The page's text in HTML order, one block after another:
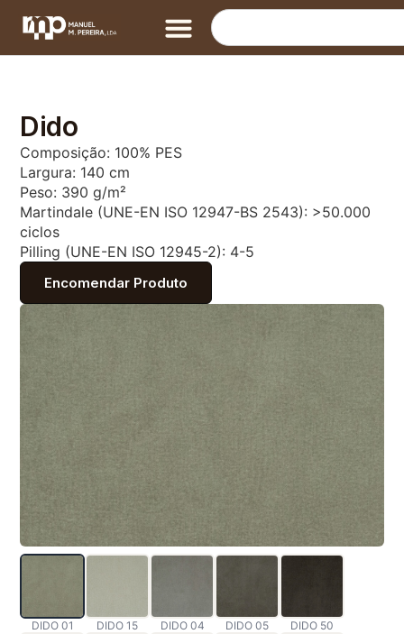
DIDO 01 DIDO 15 DIDO 04 DIDO 05 DIDO 50
Dido
Composição: 100% PES
Largura: 140 cm
Peso: 390 g/m²
Martindale (UNE-EN ISO 12947-BS 2543): >50.000
ciclos
Pilling (UNE-EN ISO 12945-2): 4-5
Encomendar Produto